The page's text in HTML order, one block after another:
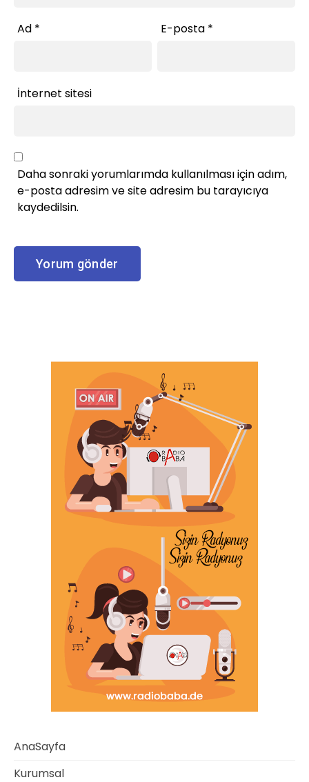
Ad * E-posta *
İnternet sitesi
Daha sonraki yorumlarımda kullanılması için adım,
e-posta adresim ve site adresim bu tarayıcıya
kaydedilsin.
AnaSayfa
Kurumsal